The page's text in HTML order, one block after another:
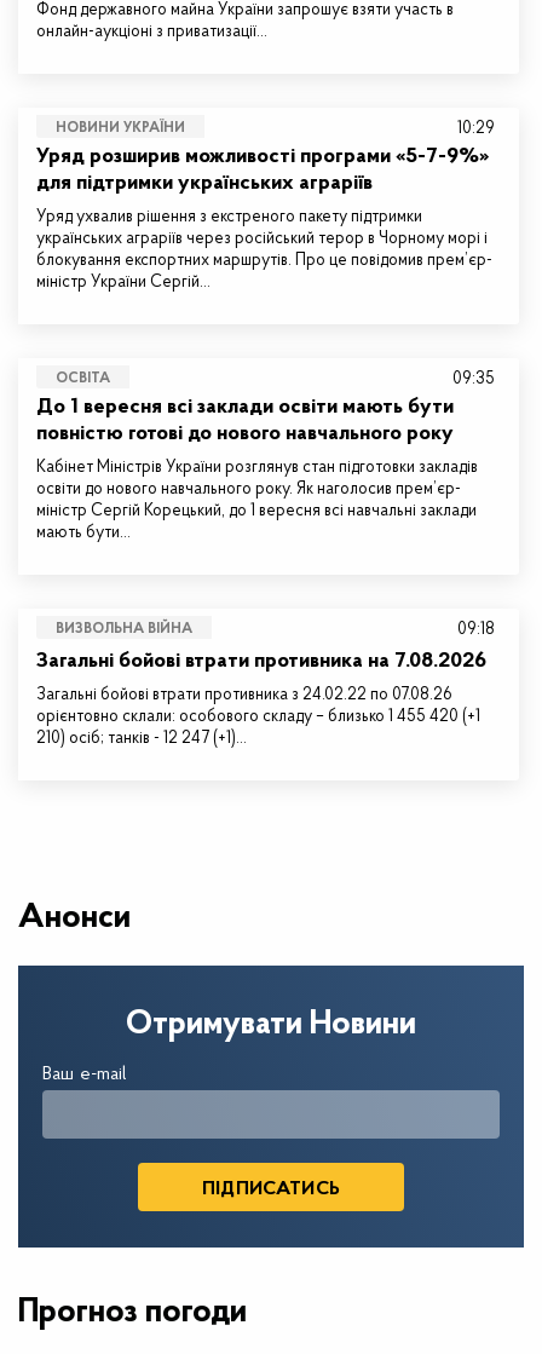
Фонд державного майна України запрошує взяти участь в
онлайн-аукціоні з приватизації…
НОВИНИ УКРАЇНИ
Уряд розширив можливості програми «5-7-9%»
для підтримки українських аграріїв
Уряд ухвалив рішення з екстреного пакету підтримки
українських аграріїв через російський терор в Чорному морі і
блокування експортних маршрутів. Про це повідомив прем’єр-
міністр України Сергій…
10:29
ОСВІТА
До 1 вересня всі заклади освіти мають бути
повністю готові до нового навчального року
Кабінет Міністрів України розглянув стан підготовки закладів
освіти до нового навчального року. Як наголосив прем’єр-
міністр Сергій Корецький, до 1 вересня всі навчальні заклади
мають бути…
09:35
ВИЗВОЛЬНА ВІЙНА
Загальні бойові втрати противника на 7.08.2026
Загальні бойові втрати противника з 24.02.22 по 07.08.26
орієнтовно склали: особового складу – близько 1 455 420 (+1
210) осіб; танків - 12 247 (+1)…
09:18
Анонси
Отримувати Новини
Ваш e-mail
Прогноз погоди